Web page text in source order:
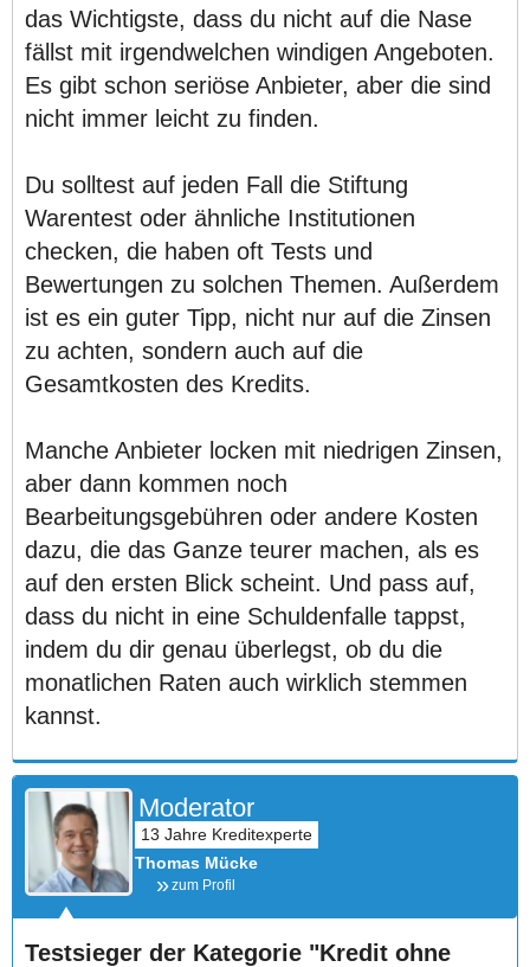
das Wichtigste, dass du nicht auf die Nase
fällst mit irgendwelchen windigen Angeboten.
Es gibt schon seriöse Anbieter, aber die sind
nicht immer leicht zu finden.
Du solltest auf jeden Fall die Stiftung
Warentest oder ähnliche Institutionen
checken, die haben oft Tests und
Bewertungen zu solchen Themen. Außerdem
ist es ein guter Tipp, nicht nur auf die Zinsen
zu achten, sondern auch auf die
Gesamtkosten des Kredits.
Manche Anbieter locken mit niedrigen Zinsen,
aber dann kommen noch
Bearbeitungsgebühren oder andere Kosten
dazu, die das Ganze teurer machen, als es
auf den ersten Blick scheint. Und pass auf,
dass du nicht in eine Schuldenfalle tappst,
indem du dir genau überlegst, ob du die
monatlichen Raten auch wirklich stemmen
kannst.
Moderator
Thomas Mücke
zum Profil
Testsieger der Kategorie "Kredit ohne